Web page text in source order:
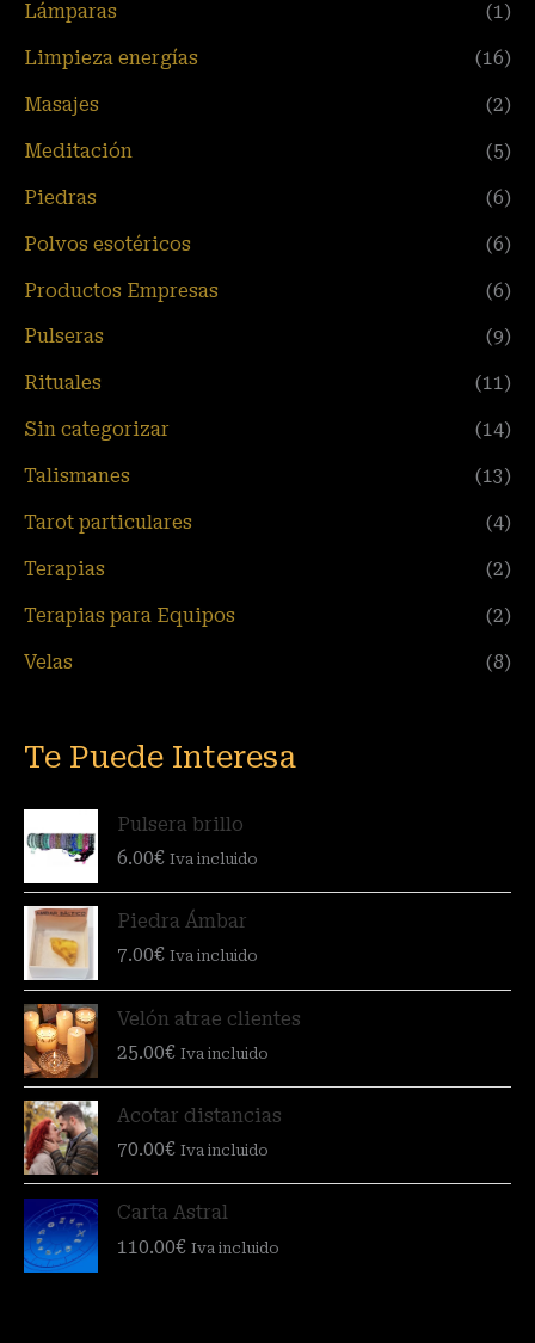
Lámparas (1)
Limpieza energías (16)
Masajes (2)
Meditación (5)
Piedras (6)
Polvos esotéricos (6)
Productos Empresas (6)
Pulseras (9)
Rituales (11)
Sin categorizar (14)
Talismanes (13)
Tarot particulares (4)
Terapias (2)
Terapias para Equipos (2)
Velas (8)
Te Puede Interesa
Pulsera brillo
6.00€ Iva incluido
Piedra Ámbar
7.00€ Iva incluido
Velón atrae clientes
25.00€ Iva incluido
Acotar distancias
70.00€ Iva incluido
Carta Astral
110.00€ Iva incluido